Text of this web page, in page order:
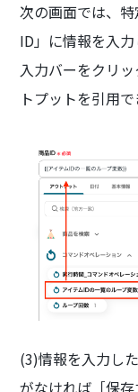
次の画面では、
ID」に情報を入力
入力バーをクリ
トプットを引用で
(3)情報を入力し